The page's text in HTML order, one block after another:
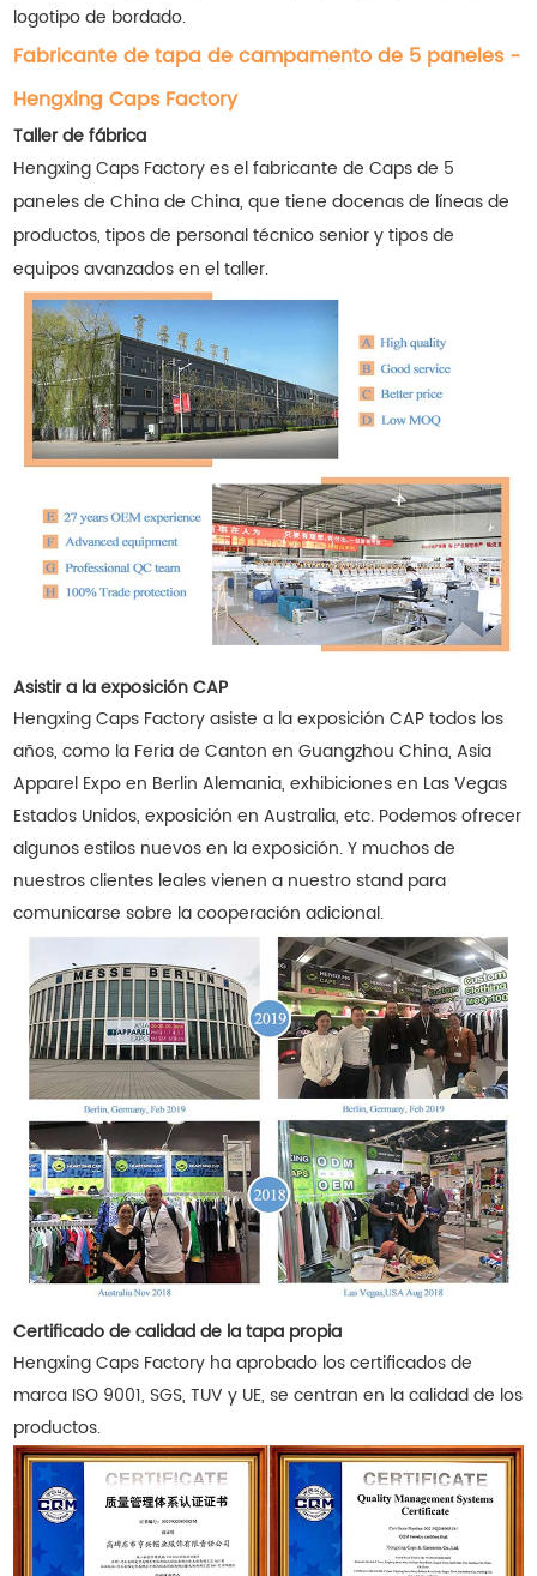
logotipo de bordado.
Fabricante de tapa de campamento de 5 paneles -
Hengxing Caps Factory
Taller de fábrica
Hengxing Caps Factory es el fabricante de Caps de 5
paneles de China de China, que tiene docenas de líneas de
productos, tipos de personal técnico senior y tipos de
equipos avanzados en el taller.
Asistir a la exposición CAP
Hengxing Caps Factory asiste a la exposición CAP todos los
años, como la Feria de Canton en Guangzhou China, Asia
Apparel Expo en Berlin Alemania, exhibiciones en Las Vegas
Estados Unidos, exposición en Australia, etc. Podemos ofrecer
algunos estilos nuevos en la exposición. Y muchos de
nuestros clientes leales vienen a nuestro stand para
comunicarse sobre la cooperación adicional.
Certificado de calidad de la tapa propia
Hengxing Caps Factory ha aprobado los certificados de
marca ISO 9001, SGS, TUV y UE, se centran en la calidad de los
productos.